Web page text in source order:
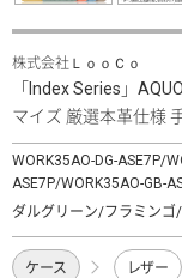
株式会社ＬｏｏＣｏ
「Index Series」
マイズ 厳選本革仕様
WORK35AO-DG-ASE7P/
ASE7P/WORK35AO-GB-
ダルグリーン/フラミン
ケース レザー